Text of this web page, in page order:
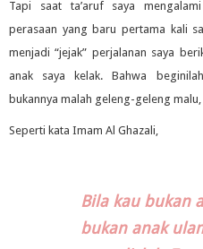
Tapi saat ta’aruf saya
perasaan yang baru pertama kali
menjadi “jejak” perjalanan saya
anak saya kelak. Bahwa
bukannya malah geleng-geleng malu,
Seperti kata Imam Al Ghazali,
Bila kau bukan
bukan anak